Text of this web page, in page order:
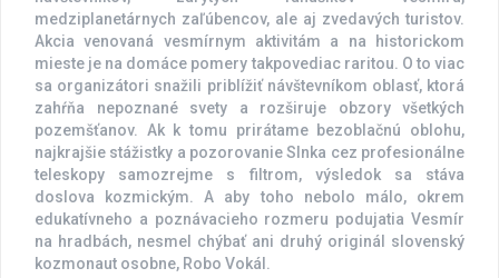
medziplanetárnych zaľúbencov, ale aj zvedavých turistov.
Akcia venovaná vesmírnym aktivitám a na historickom
mieste je na domáce pomery takpovediac raritou. O to viac
sa organizátori snažili priblížiť návštevníkom oblasť, ktorá
zahŕňa nepoznané svety a rozširuje obzory všetkých
pozemšťanov. Ak k tomu prirátame bezoblačnú oblohu,
najkrajšie stážistky a pozorovanie Slnka cez profesionálne
teleskopy samozrejme s filtrom, výsledok sa stáva
doslova kozmickým. A aby toho nebolo málo, okrem
edukatívneho a poznávacieho rozmeru podujatia Vesmír
na hradbách, nesmel chýbať ani druhý originál slovenský
kozmonaut osobne, Robo Vokál.